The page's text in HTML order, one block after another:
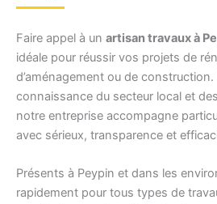
Faire appel à un artisan travaux à
idéale pour réussir vos projets de
d’aménagement ou de
connaissance du secteur local et
notre entreprise accompagne
avec sérieux, transparence et
Présents à Peypin et dans les
rapidement pour tous types de